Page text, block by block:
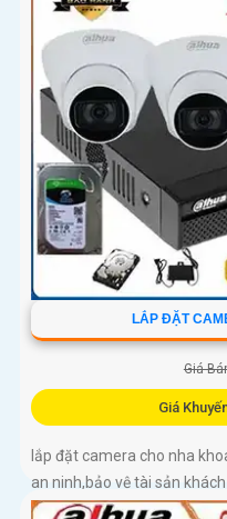
LẮP ĐẶT
Giá
Giá
lắp đặt camera cho nha
an ninh,bảo vệ tài sản
y bác sĩ khám chữ bệnh